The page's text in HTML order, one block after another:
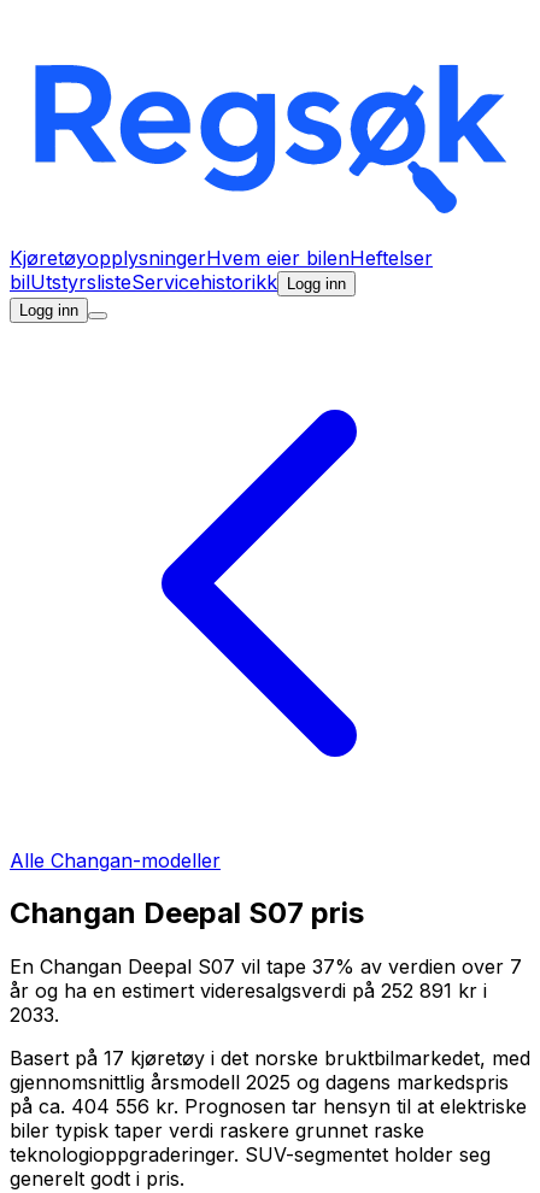
KjøretøyopplysningerHvem eier bilenHeftelser
bilUtstyrslisteServicehistorikk Logg inn
Logg inn
Alle Changan-modeller
Changan Deepal S07 pris
En Changan Deepal S07 vil tape 37% av verdien over 7
år og ha en estimert videresalgsverdi på 252 891 kr i
2033.
Basert på 17 kjøretøy i det norske bruktbilmarkedet, med
gjennomsnittlig årsmodell 2025 og dagens markedspris
på ca. 404 556 kr. Prognosen tar hensyn til at elektriske
biler typisk taper verdi raskere grunnet raske
teknologioppgraderinger. SUV-segmentet holder seg
generelt godt i pris.